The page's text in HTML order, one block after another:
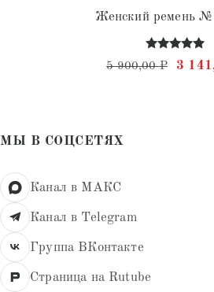
Женский ремень
Оценка
5.00
5 900,00₽ 3
МЫ В СОЦСЕТЯХ
Канал в МАКС
Канал в Telegram
Группа ВКонтакте
Страница на Rutube